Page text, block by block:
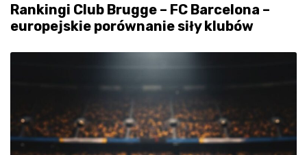
Rankingi Club Brugge – FC Barcelona –
europejskie porównanie siły klubów